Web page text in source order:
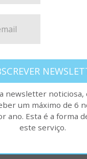
newsletter noticiosa,
um máximo de 6
ano. Esta é a forma
este serviço.